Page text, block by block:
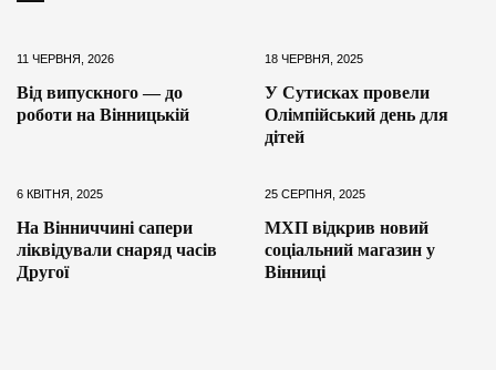
11 ЧЕРВНЯ, 2026
Від випускного — до
роботи на Вінницькій
18 ЧЕРВНЯ, 2025
У Сутисках провели
Олімпійський день для
дітей
6 КВІТНЯ, 2025
На Вінниччині сапери
ліквідували снаряд часів
Другої
25 СЕРПНЯ, 2025
МХП відкрив новий
соціальний магазин у
Вінниці